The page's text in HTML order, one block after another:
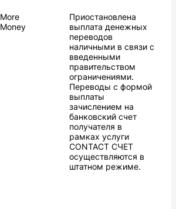
More
Money
Приостановлена
выплата денежных
переводов
наличными в связи с
введенными
правительством
ограничениями.
Переводы с формой
выплаты
зачислением на
банковский счет
получателя в
рамках услуги
CONTACT СЧЕТ
осуществляются в
штатном режиме.